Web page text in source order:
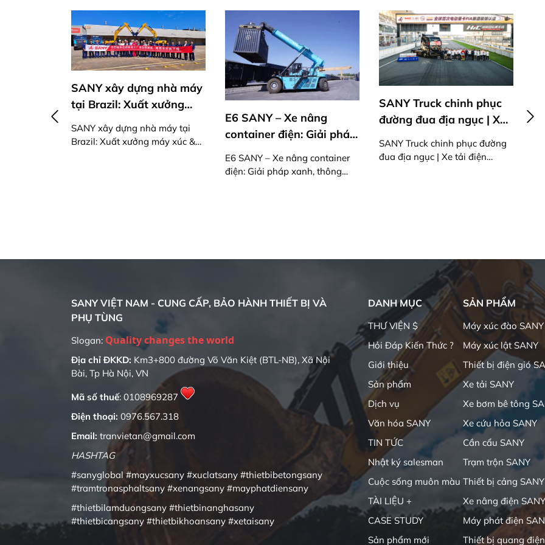
xây dựng nhà máy
Xuất xưởng
& xe thương mại
dựng nhà máy tại
xưởng máy xúc &
E6 SANY – Xe nâng
container điện: Giải pháp
xanh, thông minh cho
vận hành đường sắt hiện
E6 SANY – Xe nâng container
điện: Giải pháp xanh, thông
SANY Truck chinh phục
đường đua địa ngục | Xe
tải điện 870PS mạnh mẽ
SANY Truck chinh phục đường
đua địa ngục | Xe tải điện
870PS mạnh mẽ
SANY Việt Nam : 27/7
SANY Việt Nam : 27/7 – TRI
SANY VIỆT NAM - CUNG CẤP, BẢO HÀNH THIẾT BỊ VÀ
PHỤ TÙNG
Slogan:
Địa chỉ ĐKKD: Km3+800 đường Võ Văn Kiệt (BTL-NB), Xã Nội
Bài, Tp Hà Nội, VN
Mã số thuế: 0108969287
Điện thoại: 0976.567.318
Email: tranvietan@gmail.com
HASHTAG
#sanyglobal #mayxucsany #xuclatsany #thietbibetongsany
#tramtronasphaltsany #xenangsany #mayphatdiensany
#thietbilamduongsany #thietbinanghasany
#thietbicangsany #thietbikhoansany #xetaisany
DANH MỤC
THƯ VIỆN $
Hỏi Đáp Kiến Thức ?
Giới thiệu
Sản phẩm
Dịch vụ
Văn hóa SANY
TIN TỨC
Nhật ký salesman
Cuộc sống muôn màu
TÀI LIỆU +
CASE STUDY
Sản phẩm mới
SẢN PHẨM
Máy xúc đào SANY
Máy xúc lật SANY
Thiết bị điện gió
Xe tải SANY
Xe bơm bê tông
Xe cứu hỏa SANY
Cần cẩu SANY
Trạm trộn SANY
Thiết bị cảng SANY
Xe nâng điện SANY
Máy phát điện
Thiết bị quang điện